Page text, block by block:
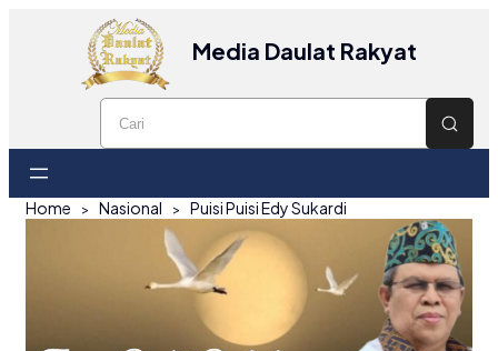
Media Daulat Rakyat
Home Nasional Puisi Puisi Edy Sukardi